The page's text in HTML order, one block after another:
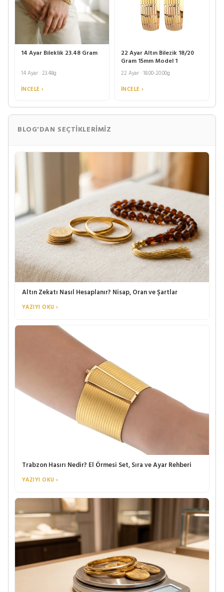
14 Ayar Bileklik 23.48 Gram
14 Ayar · 23.48g
İNCELE ›
22 Ayar Altın Bilezik 18/20
Gram 15mm Model 1
22 Ayar · 18.00-20.00g
İNCELE ›
BLOG'DAN SEÇTIKLERIMIZ
Altın Zekatı Nasıl Hesaplanır? Nisap, Oran ve Şartlar
YAZIYI OKU ›
Trabzon Hasırı Nedir? El Örmesi Set, Sıra ve Ayar Rehberi
YAZIYI OKU ›